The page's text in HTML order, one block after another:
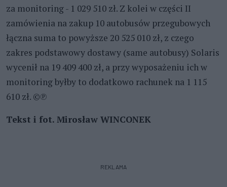
za monitoring - 1 029 510 zł. Z kolei w części II
zamówienia na zakup 10 autobusów przegubowych
łączna suma to powyższe 20 525 010 zł, z czego
zakres podstawowy dostawy (same autobusy) Solaris
wycenił na 19 409 400 zł, a przy wyposażeniu ich w
monitoring byłby to dodatkowo rachunek na 1 115
610 zł. ©℗
Tekst i fot. Mirosław WINCONEK
REKLAMA